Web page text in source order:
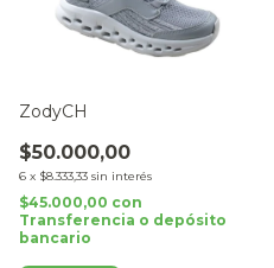
ZodyCH
$50.000,00
6 x $8.333,33 sin interés
$45.000,00 con
Transferencia o depósito
bancario